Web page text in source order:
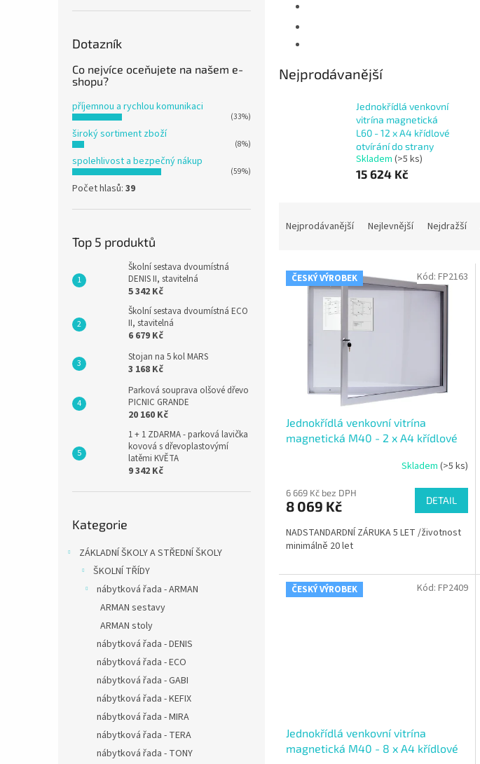
Dotazník
Co nejvíce oceňujete na našem e-
shopu?
příjemnou a rychlou komunikaci
(33%)
široký sortiment zboží
(8%)
spolehlivost a bezpečný nákup
(59%)
Počet hlasů: 39
Top 5 produktů
Školní sestava dvoumístná
DENIS II, stavitelná
5 342 Kč
Školní sestava dvoumístná ECO
II, stavitelná
6 679 Kč
Stojan na 5 kol MARS
3 168 Kč
Parková souprava olšové dřevo
PICNIC GRANDE
20 160 Kč
1 + 1 ZDARMA - parková lavička
kovová s dřevoplastovýmí
latěmi KVĚTA
9 342 Kč
kategorie
Kategorie
ZÁKLADNÍ ŠKOLY A STŘEDNÍ ŠKOLY
ŠKOLNÍ TŘÍDY
nábytková řada - ARMAN
ARMAN sestavy
ARMAN stoly
nábytková řada - DENIS
nábytková řada - ECO
nábytková řada - GABI
nábytková řada - KEFIX
nábytková řada - MIRA
nábytková řada - TERA
nábytková řada - TONY
Nejprodávanější
Jednokřídlá venkovní
vitrína magnetická
L60 - 12 x A4 křídlové
otvírání do strany
Skladem (>5 ks)
15 624 Kč
n
Nejprodávanější Nejlevnější Nejdražší
V ČESKÝ VÝROBEK
Jednokřídlá venkovní vitrína
magnetická M40 - 2 x A4 křídlové
Skladem (>5 ks)
6 669 Kč bez DPH
8 069 Kč DETAIL
NADSTANDARDNÍ ZÁRUKA 5 LET /životnost
minimálně 20 let
Kód: FP2163
ČESKÝ VÝROBEK
Jednokřídlá venkovní vitrína
magnetická M40 - 8 x A4 křídlové
Kód: FP2409